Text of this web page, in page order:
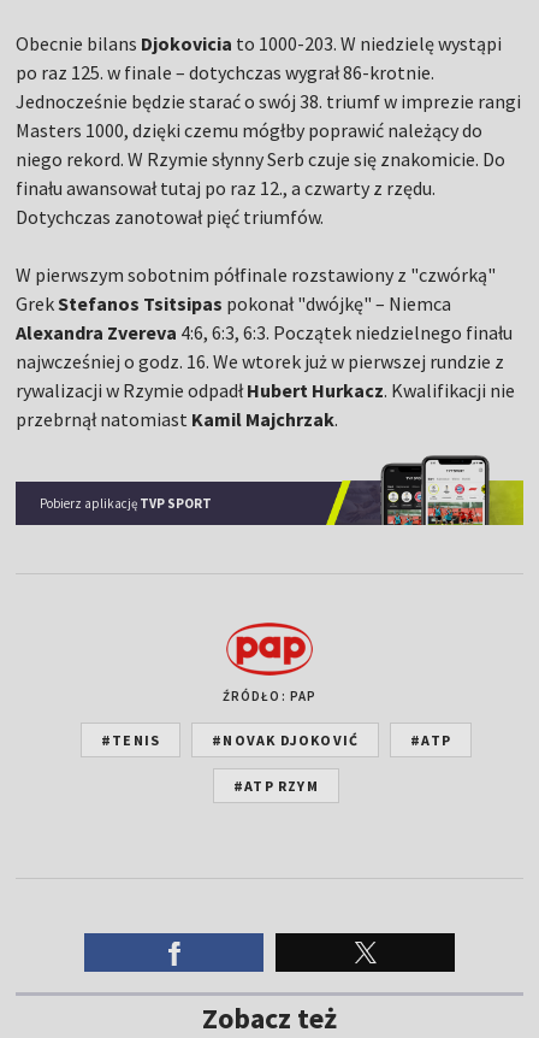
Obecnie bilans Djokovicia to 1000-203. W niedzielę wystąpi
po raz 125. w finale – dotychczas wygrał 86-krotnie.
Jednocześnie będzie starać o swój 38. triumf w imprezie rangi
Masters 1000, dzięki czemu mógłby poprawić należący do
niego rekord. W Rzymie słynny Serb czuje się znakomicie. Do
finału awansował tutaj po raz 12., a czwarty z rzędu.
Dotychczas zanotował pięć triumfów.
W pierwszym sobotnim półfinale rozstawiony z "czwórką"
GrekStefanos Tsitsipas pokonał "dwójkę" – Niemca
Alexandra Zvereva 4:6, 6:3, 6:3. Początek niedzielnego finału
najwcześniej o godz. 16. We wtorek już w pierwszej rundzie z
rywalizacji w Rzymie odpadłHubert Hurkacz. Kwalifikacji nie
przebrnął natomiast Kamil Majchrzak.
Pobierz aplikację TVP SPORT
ŹRÓDŁO: PAP
#TENIS #NOVAK DJOKOVIĆ #ATP
#ATP RZYM
Zobacz też